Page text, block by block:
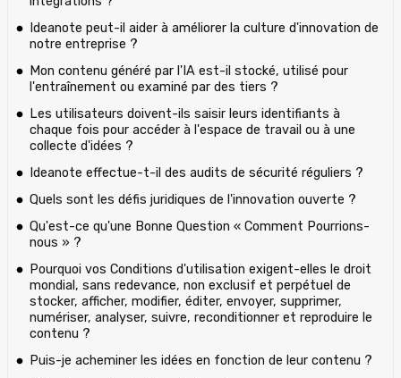
Ideanote peut-il aider à améliorer la culture d'innovation de
notre entreprise ?
Mon contenu généré par l'IA est-il stocké, utilisé pour
l'entraînement ou examiné par des tiers ?
Les utilisateurs doivent-ils saisir leurs identifiants à
chaque fois pour accéder à l'espace de travail ou à une
collecte d'idées ?
Ideanote effectue-t-il des audits de sécurité réguliers ?
Quels sont les défis juridiques de l'innovation ouverte ?
Qu'est-ce qu'une Bonne Question « Comment Pourrions-
nous » ?
Pourquoi vos Conditions d'utilisation exigent-elles le droit
mondial, sans redevance, non exclusif et perpétuel de
stocker, afficher, modifier, éditer, envoyer, supprimer,
numériser, analyser, suivre, reconditionner et reproduire le
contenu ?
Puis-je acheminer les idées en fonction de leur contenu ?